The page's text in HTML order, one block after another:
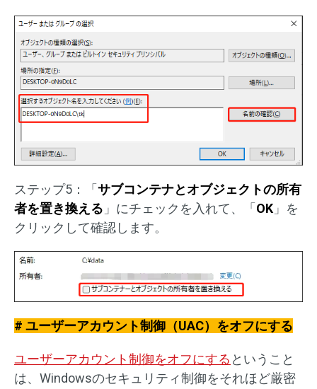
ステップ5：「 サブコンテナとオブジェクトの所有
者を置き換える 」にチェックを入れて、「 OK 」を
クリックして確認します。
# ユーザーアカウント制御（UAC）をオフにする
ユーザーアカウント制御をオフにする ということ
は、Windowsのセキュリティ制御をそれほど厳密